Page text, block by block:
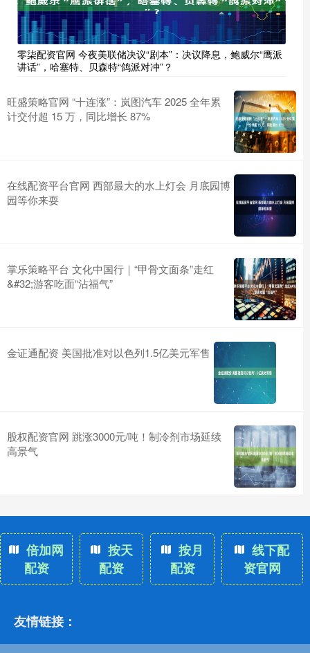
零柒配资官网 今夜美联储决议“剧本”：决议降息，鲍威尔“鹰派
讲话”，哈塞特、贝森特“鸽派对冲”？
旺盛策略官网 “十连涨”：岚图汽车 2025 全年累
计交付超 15 万，同比增长 87%
在线配资平台官网 西部最大的水上灯会 月底园博
园等你来耍
掌乐策略平台 文化中国行｜“甲骨文面条”走红
&#32;游客吃面“沾福气”
金证通配资 美国批准对以色列1.5亿美元军售
股权配资官网 跳涨3000元/吨！制冷剂市场延续
高景气
倍加网
配资
按天
配资
按月
配资
线下配
资官网
友情链接：